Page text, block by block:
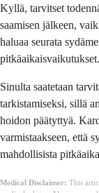
Kyllä, tarvitset
saamisen jälkeen,
haluaa seurata
pitkäaikaisvaikutukset.
Sinulta saatetaan
tarkistamiseksi, sillä
hoidon päätyttyä.
varmistaakseen, että
mahdollisista
Medical Disclaimer: This